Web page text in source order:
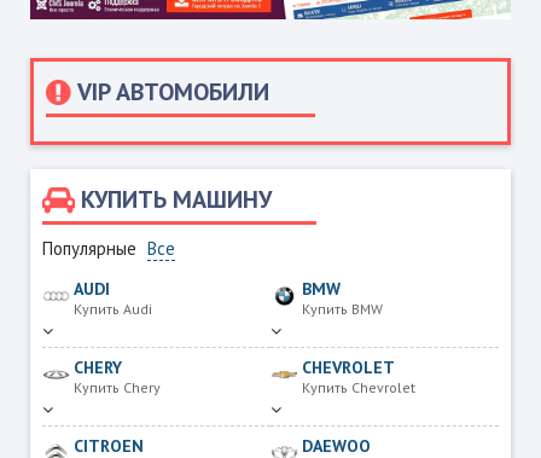
VIP АВТОМОБИЛИ
КУПИТЬ МАШИНУ
Популярные Все
AUDI
Купить Audi
BMW
Купить BMW
CHERY
Купить Chery
CHEVROLET
Купить Chevrolet
CITROEN DAEWOO